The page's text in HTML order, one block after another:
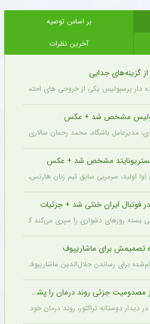
بر اساس توصیه
آخرین نظرات
گزینه‌های جدایی
دار پرسپولیس یکی از خروجی های احتمالی
مشخص شد + عکس
مدیرعامل باشگاه، محمد رحمان سالاری به
مشخص شد + عکس
اولید، سرمربی سابق تیم زنان هارتس، را
فوتبال ایران خنثی شد + جزئیات
بسته روزهای دشواری را سپری می‌کند که در
تصمیمش برای ماشاریپوف
برای رساندن جلال‌الدین ماشاریپوف به
جزئی روند درمان را پشت سر گذاشت + عکس
دیدار دوستانه تراکتور، روند درمان خود را